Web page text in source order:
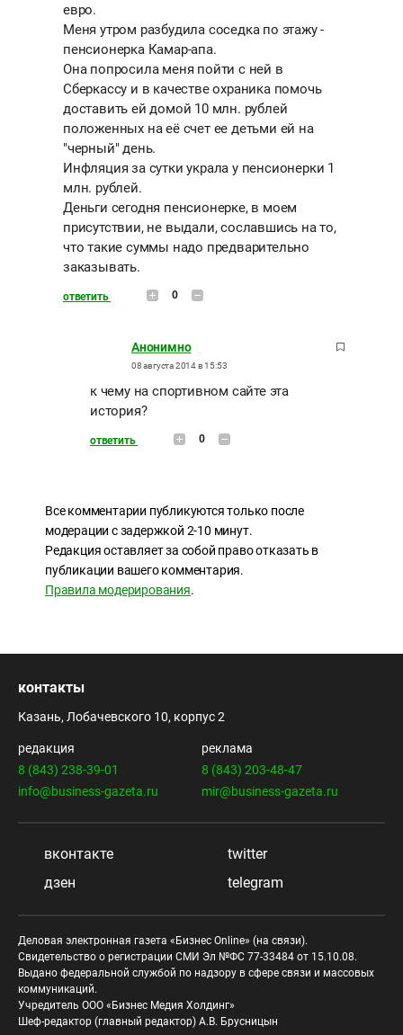
евро.
Меня утром разбудила соседка по этажу -
пенсионерка Камар-апа.
Она попросила меня пойти с ней в
Сберкассу и в качестве охраника помочь
доставить ей домой 10 млн. рублей
положенных на её счет ее детьми ей на
"черный" день.
Инфляция за сутки украла у пенсионерки 1
млн. рублей.
Деньги сегодня пенсионерке, в моем
присутствии, не выдали, сославшись на то,
что такие суммы надо предварительно
заказывать.
ответить 0
Анонимно
08 августа 2014 в 15:53
к чему на спортивном сайте эта
история?
ответить 0
Все комментарии публикуются только после
модерации с задержкой 2-10 минут.
Редакция оставляет за собой право отказать в
публикации вашего комментария.
Правила модерирования.
контакты
Казань, Лобачевского 10, корпус 2
редакция
8 (843) 238-39-01
info@business-gazeta.ru
реклама
8 (843) 203-48-47
mir@business-gazeta.ru
вконтакте
twitter
дзен
telegram
Деловая электронная газета «Бизнес Online» (на связи).
Свидетельство о регистрации СМИ Эл №ФС 77-33484 от 15.10.08.
Выдано федеральной службой по надзору в сфере связи и массовых
коммуникаций.
Учредитель ООО «Бизнес Медия Холдинг»
Шеф-редактор (главный редактор) А.В. Брусницын